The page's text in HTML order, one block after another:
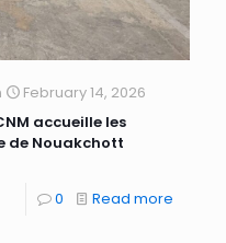
February 14, 2026
accueille les
de Nouakchott
0 Read more